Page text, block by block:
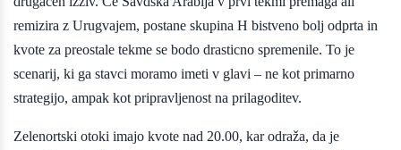
remizira z Urugvajem, postane skupina H bistveno bolj odprta in
kvote za preostale tekme se bodo drasticno spremenile. To je
scenarij, ki ga stavci moramo imeti v glavi – ne kot primarno
strategijo, ampak kot pripravljenost na prilagoditev.
Zelenortski otoki imajo kvote nad 20.00, kar odraža, da je